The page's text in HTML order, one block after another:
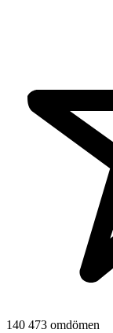
140 473 omdömen